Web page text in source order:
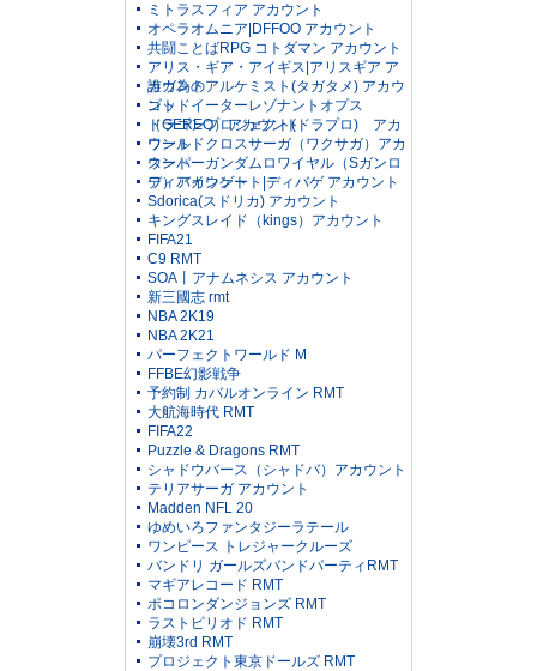
ミトラスフィア アカウント
オペラオムニア|DFFOO アカウント
共闘ことばRPG コトダマン アカウント
アリス・ギア・アイギス|アリスギア ア
カウント
誰ガ為のアルケミスト(タガタメ) アカウ
ント
ゴッドイーターレゾナントオプス
（GEREO）アカウント
ドラゴンプロジェクト(ドラプロ) アカ
ウント
ワールドクロスサーガ（ワクサガ）アカ
ウント
スーパーガンダムロワイヤル（Sガンロ
ワ）アカウント
ディバインゲート|ディバゲ アカウント
Sdorica(スドリカ) アカウント
キングスレイド（kings）アカウント
FIFA21
C9 RMT
SOA丨アナムネシス アカウント
新三國志 rmt
NBA 2K19
NBA 2K21
パーフェクトワールド M
FFBE幻影戦争
予約制 カバルオンライン RMT
大航海時代 RMT
FIFA22
Puzzle & Dragons RMT
シャドウバース（シャドバ）アカウント
テリアサーガ アカウント
Madden NFL 20
ゆめいろファンタジーラテール
ワンピース トレジャークルーズ
バンドリ ガールズバンドパーティRMT
マギアレコード RMT
ポコロンダンジョンズ RMT
ラストピリオド RMT
崩壊3rd RMT
プロジェクト東京ドールズ RMT